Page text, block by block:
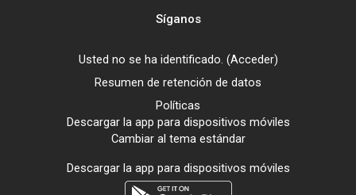
Síganos
Usted no se ha identificado. (Acceder)
Resumen de retención de datos
Políticas
Descargar la app para dispositivos móviles
Cambiar al tema estándar
Descargar la app para dispositivos móviles